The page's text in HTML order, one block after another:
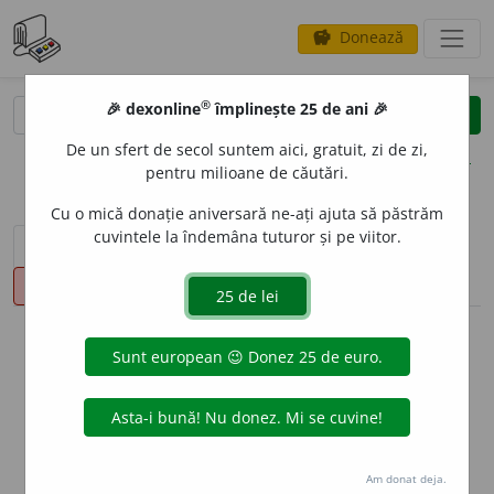
savings Donează
clear
opțiuni
sinteza definițiilor (1) definiții (19)
declinări
info
Aceste definiții sunt compilate de
echipa dexonline. Definițiile
originale se află pe filadefiniții.
Puteți reordona filele pe pagina de
🎉 dexonline® împlinește 25 de ani 🎉
De un sfert de secol suntem aici, gratuit, zi de zi,
pentru milioane de căutări.
Cu o mică donație aniversară ne-ați ajuta să păstrăm
cuvintele la îndemâna tuturor și pe viitor.
Am donat deja.